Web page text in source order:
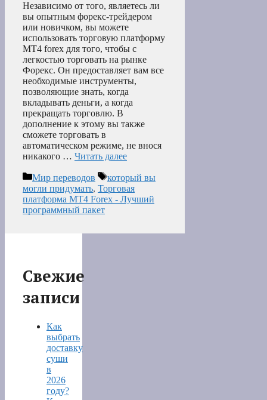
Независимо от того, являетесь ли
вы опытным форекс-трейдером
или новичком, вы можете
использовать торговую платформу
MT4 forex для того, чтобы с
легкостью торговать на рынке
Форекс. Он предоставляет вам все
необходимые инструменты,
позволяющие знать, когда
вкладывать деньги, а когда
прекращать торговлю. В
дополнение к этому вы также
сможете торговать в
автоматическом режиме, не внося
никакого … Читать далее
Рубрики
Мир переводов Метки
который вы
могли придумать, Торговая
платформа MT4 Forex - Лучший
программный пакет
Свежие
записи
Как
выбрать
доставку
суши
в
2026
году?